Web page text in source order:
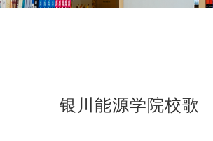
银川能源学院校歌